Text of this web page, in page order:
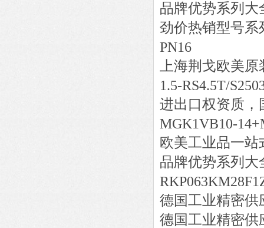
品牌优势系列大
劲价热销型号系
PN16
上海荆戈欧美
1.5-RS4.5T/
进出口权资质，
MGK1VB10-
欧美工业品一
品牌优势系列大
德国工业精密供
德国工业精密供